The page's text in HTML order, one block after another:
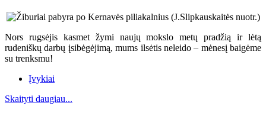
Nors rugsėjis kasmet žymi naujų mokslo metų pradžią ir lėtą
rudeniškų darbų įsibėgėjimą, mums ilsėtis neleido – mėnesį baigėme
su trenksmu!
Įvykiai
Skaityti daugiau...